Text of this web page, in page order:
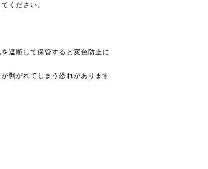
ください。
遮断して保管すると変色防止に
剥がれてしまう恐れがあります